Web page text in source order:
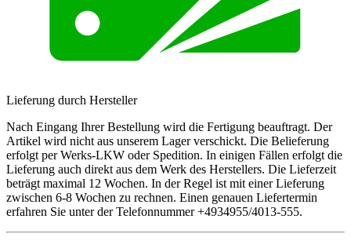
Lieferung durch Hersteller
Nach Eingang Ihrer Bestellung wird die Fertigung beauftragt. Der
Artikel wird nicht aus unserem Lager verschickt. Die Belieferung
erfolgt per Werks-LKW oder Spedition. In einigen Fällen erfolgt die
Lieferung auch direkt aus dem Werk des Herstellers. Die Lieferzeit
beträgt maximal 12 Wochen. In der Regel ist mit einer Lieferung
zwischen 6-8 Wochen zu rechnen. Einen genauen Liefertermin
erfahren Sie unter der Telefonnummer +4934955/4013-555.